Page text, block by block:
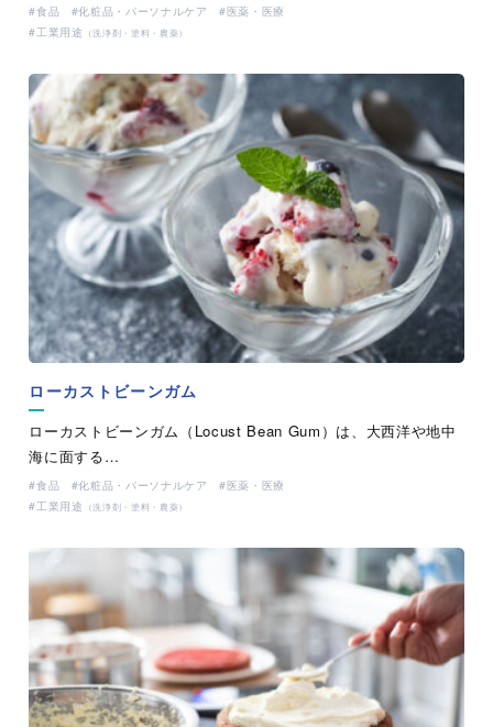
食品 化粧品・パーソナルケア
医薬・医療
工業用途
（洗浄剤・塗料・農薬）
ローカストビーンガム
ローカストビーンガム（Locust Bean Gum）は、大西洋や地中
海に面する…
食品 化粧品・パーソナルケア
医薬・医療
工業用途
（洗浄剤・塗料・農薬）